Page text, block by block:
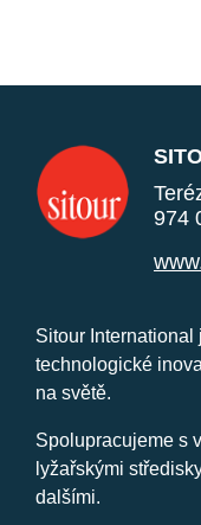
974
Sitour
technologické
na světě.
Spolupracujeme s
lyžařskými
dalšími.